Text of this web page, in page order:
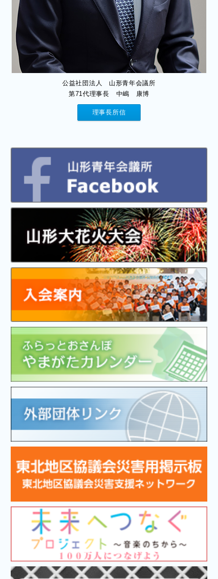
公益社団法人 山形青年会議所
第71代理事長 中嶋 康博
理事長所信